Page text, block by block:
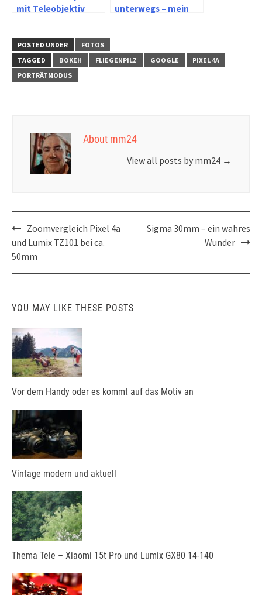
mit Teleobjektiv
unterwegs – mein
POSTED UNDER
FOTOS
TAGGED
BOKEH FLIEGENPILZ GOOGLE
PIXEL 4A
PORTRÄTMODUS
About mm24
View all posts by mm24 →
Post
navigation
Zoomvergleich Pixel 4a
und Lumix TZ101 bei ca.
50mm
Sigma 30mm – ein wahres
Wunder
YOU MAY LIKE THESE POSTS
Vor dem Handy oder es kommt auf das Motiv an
Vintage modern und aktuell
Thema Tele – Xiaomi 15t Pro und Lumix GX80 14-140